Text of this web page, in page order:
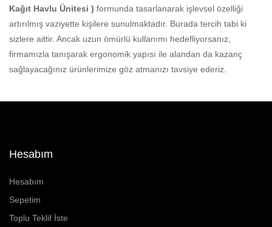
Kağıt Havlu Ünitesi ) formunda tasarlanarak işlevsel özelliği
artırılmış vaziyette kişilere sunulmaktadır. Burada tercih tabi ki
sizlere aittir. Ancak uzun ömürlü kullanımı hedefliyorsanız,
firmamızla tanışarak ergonomik yapısı ile alandan da kazanç
sağlayacağınız ürünlerimize göz atmanızı tavsiye ederiz.
Hesabım
Hesabım
Sepetim
Toplu Teklif İste